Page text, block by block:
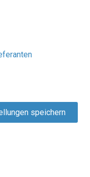
speichern